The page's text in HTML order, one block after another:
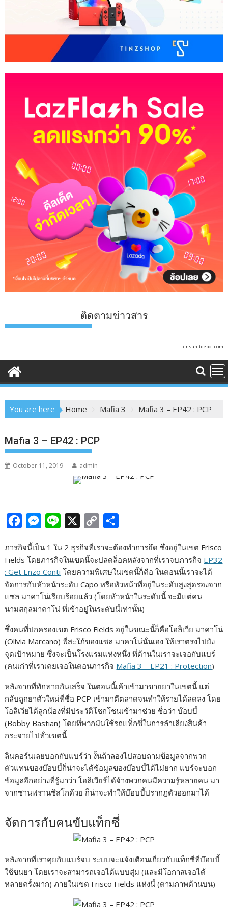
ติดตามข่าวสาร
tensunitdepot.com
You are here Home Mafia 3 Mafia 3 – EP42 : PCP
Mafia 3 – EP42 : PCP
October 11, 2019 admin
c
b
o
o
k
M
s
e
n
g
e
r
n
e
p
L
i
n
k
a
e
ภารกิจนี้เป็น 1 ใน 2 ธุรกิจที่เราจะต้องทำการยึด ซึ่งอยู่ในเขต Frisco
Fields โดยภารกิจในเขตนี้จะปลดล็อคหลังจากที่เราจบภารกิจ EP32
: Get Enzo Conti โดยความพิเศษในเขตนี้ก็คือ ในตอนนี้เราจะได้
จัดการกับหัวหน้าระดับ Capo หรือหัวหน้าที่อยู่ในระดับสูงสุดรองจาก
แซล มาคาโน่เรียบร้อยแล้ว (โดยหัวหน้าในระดับนี้ จะมีแต่คน
นามสกุลมาคาโน่ ที่เข้าอยู่ในระดับนี้เท่านั้น)
ซึ่งคนที่ปกครองเขต Frisco Fields อยู่ในขณะนี้ก็คือโอลิเวีย มาคาโน่
(Olivia Marcano) พี่สะใภ้ของแซล มาคาโน่นั่นเอง ให้เราตรงไปยัง
จุดเป้าหมาย ซึ่งจะเป็นโรงแรมแห่งหนึ่ง ที่ด้านในเราจะเจอกับแบร์
(คนเก่าที่เราเคยเจอในตอนภารกิจ Mafia 3 – EP21 : Protection)
หลังจากที่ทักทายกันเสร็จ ในตอนนี้เค้าเข้ามาขายยาในเขตนี้ แต่
กลับถูกยาตัวใหม่ที่ชื่อ PCP เข้ามาตีตลาดจนทำให้รายได้ลดลง โดย
โอลิเวียได้ลูกน้องที่มีประวัติโชกโชนเข้ามาช่วย ชื่อว่า บ๊อบบี้
(Bobby Bastian) โดยที่พวกมันใช้รถแท็กซี่ในการลำเลียงสินค้า
กระจายไปทั่วเขตนี้
ลินคอร์นเลยบอกกับแบร์ว่า งั้นถ้าลองไปสอบถามข้อมูลจากพวก
ตัวแทนของบ๊อบบี้ก็น่าจะได้ข้อมูลของบ๊อบบี้ได้ไม่ยาก แบร์จะบอก
ข้อมูลอีกอย่างที่รู้มาว่า โอลิเวียร์ได้จ้างพวกคนมีความรู้หลายคน มา
จากซานฟรานซิสโกด้วย ก็น่าจะทำให้บ๊อบบี้ปรากฎตัวออกมาได้
จัดการกับคนขับแท็กซี่
หลังจากที่เราคุยกับแบร์จบ ระบบจะแจ้งเตือนเกี่ยวกับแท็กซี่ที่บ๊อบบี้
ใช้ขนยา โดยเราจะสามารถเจอได้แบบสุ่ม (และมีโอกาสเจอได้
หลายครั้งมาก) ภายในเขต Frisco Fields แห่งนี้ (ตามภาพด้านบน)